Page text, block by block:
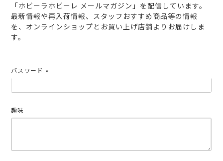
「ホビーラホビーレ メールマガジン」を配信しています。
最新情報や再入荷情報、スタッフおすすめ商品等の情報
を、オンラインショップとお買い上げ店舗よりお届けしま
す。
パスワード
須)
趣味